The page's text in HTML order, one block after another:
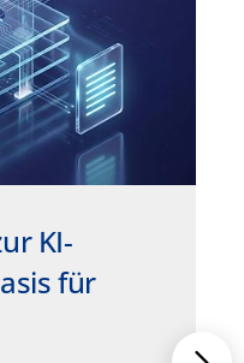
KI-
für